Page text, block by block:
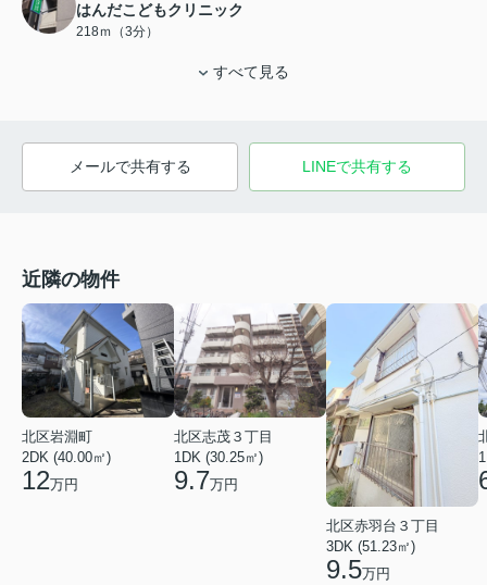
はんだこどもクリニック
218ｍ（3分）
すべて見る
メールで共有する LINEで共有する
近隣の物件
北区岩淵町
2DK (40.00㎡)
12万円
北区志茂３丁目
1DK (30.25㎡)
9.7万円
北区赤羽台３丁目
3DK (51.23㎡)
9.5万円